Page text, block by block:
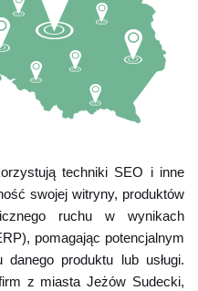
techniki SEO i inne
swojej witryny, produktów
ruchu w wynikach
pomagając potencjalnym
danego produktu lub usługi.
z miasta Jeżów Sudecki,